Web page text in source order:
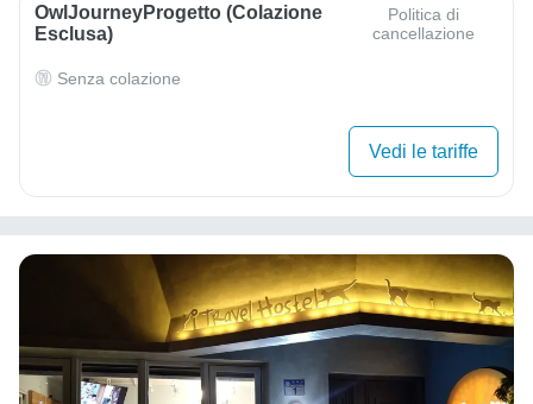
OwlJourneyProgetto (colazione
Esclusa)
Politica di
cancellazione
Senza colazione
Vedi le tariffe